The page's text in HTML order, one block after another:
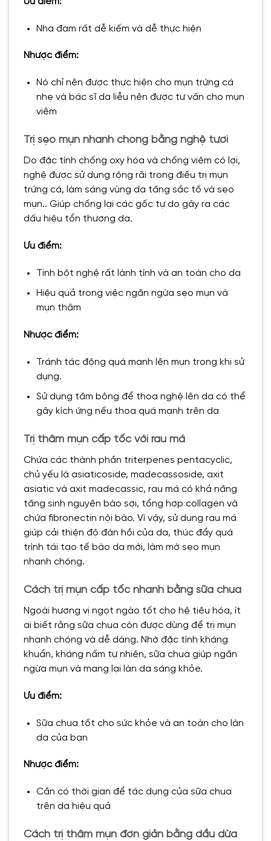
Nha đam rất dễ kiếm và dễ thực hiện
Nhược điểm:
Nó chỉ nên được thực hiện cho mụn trứng cá
nhẹ và bác sĩ da liễu nên được tư vấn cho mụn
viêm
Trị sẹo mụn nhanh chóng bằng nghệ tươi
Do đặc tính chống oxy hóa và chống viêm có lợi,
nghệ được sử dụng rộng rãi trong điều trị mụn
trứng cá, làm sáng vùng da tăng sắc tố và sẹo
mụn.. Giúp chống lại các gốc tự do gây ra các
dấu hiệu tổn thương da.
Ưu điểm:
Tinh bột nghệ rất lành tính và an toàn cho da
Hiệu quả trong việc ngăn ngừa sẹo mụn và
mụn thâm
Nhược điểm:
Tránh tác động quá mạnh lên mụn trong khi sử
dụng.
Sử dụng tăm bông để thoa nghệ lên da có thể
gây kích ứng nếu thoa quá mạnh trên da
Trị thâm mụn cấp tốc với rau má
Chứa các thành phần triterpenes pentacyclic,
chủ yếu là asiaticoside, madecassoside, axit
asiatic và axit madecassic, rau má có khả năng
tăng sinh nguyên bào sợi, tổng hợp collagen và
chứa fibronectin nội bào. Vì vậy, sử dụng rau má
giúp cải thiện độ đàn hồi của da, thúc đẩy quá
trình tái tạo tế bào da mới, làm mờ sẹo mụn
nhanh chóng.
Cách trị mụn cấp tốc nhanh bằng sữa chua
Ngoài hương vị ngọt ngào tốt cho hệ tiêu hóa, ít
ai biết rằng sữa chua còn được dùng để trị mụn
nhanh chóng và dễ dàng. Nhờ đặc tính kháng
khuẩn, kháng nấm tự nhiên, sữa chua giúp ngăn
ngừa mụn và mang lại làn da sáng khỏe.
Ưu điểm:
Sữa chua tốt cho sức khỏe và an toàn cho làn
da của bạn
Nhược điểm:
Cần có thời gian để tác dụng của sữa chua
trên da hiệu quả
Cách trị thâm mụn đơn giản bằng dầu dừa